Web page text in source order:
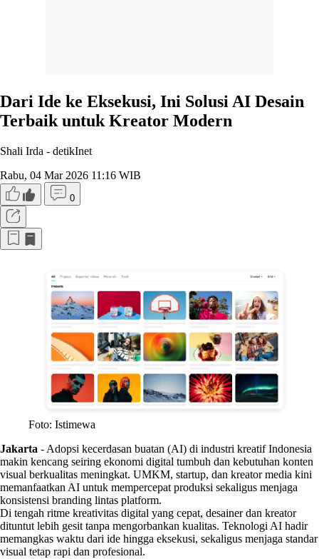
Dari Ide ke Eksekusi, Ini Solusi AI Desain
Terbaik untuk Kreator Modern
Shali Irda - detikInet
Rabu, 04 Mar 2026 11:16 WIB
0
Foto: Istimewa
Jakarta - Adopsi kecerdasan buatan (AI) di industri kreatif Indonesia
makin kencang seiring ekonomi digital tumbuh dan kebutuhan konten
visual berkualitas meningkat. UMKM, startup, dan kreator media kini
memanfaatkan AI untuk mempercepat produksi sekaligus menjaga
konsistensi branding lintas platform.
Di tengah ritme kreativitas digital yang cepat, desainer dan kreator
dituntut lebih gesit tanpa mengorbankan kualitas. Teknologi AI hadir
memangkas waktu dari ide hingga eksekusi, sekaligus menjaga standar
visual tetap rapi dan profesional.